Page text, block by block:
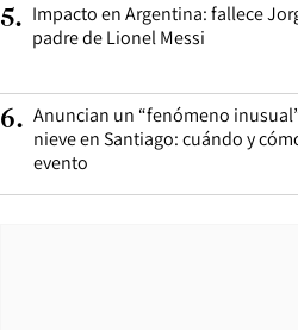
5. Impacto en Argentina: fallece
padre de Lionel Messi
6. Anuncian un “fenómeno
nieve en Santiago: cuándo y
evento